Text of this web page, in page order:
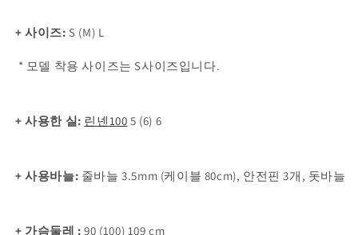
+ 사이즈: S (M) L
* 모델 착용 사이즈는 S사이즈입니다.
+ 사용한 실: 린넨100 5 (6) 6
+ 사용바늘: 줄바늘 3.5mm (케이블 80cm), 안전핀 3개, 돗바늘
+ 가슴둘레 : 90 (100) 109 cm